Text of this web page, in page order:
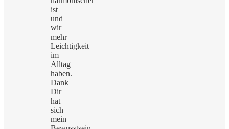
ist
und
wir
mehr
Leichtigkeit
im
Alltag
haben.
Dank
Dir
hat
sich
mein